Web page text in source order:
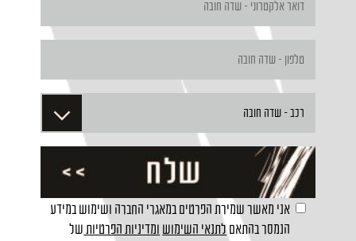
אני מאשר שמירת הפרטים במאגרי החברה ושימוש במידע
הנמסר בהתאםלתנאי השימוש ומדיניות הפרטיות של